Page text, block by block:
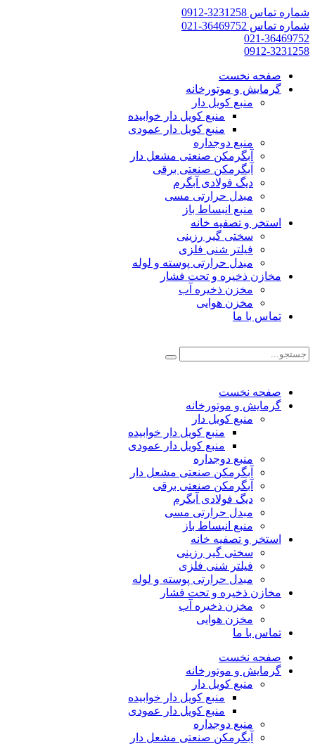
شماره تماس 3231258-0912
شماره تماس 36469752-021
021-36469752
0912-3231258
صفحه نخست
گرمایش و موتورخانه
منبع کویل دار
منبع کویل دار خوابیده
منبع کویل دار عمودی
منبع دوجداره
آبگرمکن صنعتی مشعل دار
آبگرمکن صنعتی برقی
دیگ فولادی آبگرم
مبدل حرارتی مسی
منبع انبساط باز
استخر و تصفیه خانه
سختی گیر رزینی
فیلتر شنی فلزی
مبدل حرارتی پوسته و لوله
مخازن ذخیره و تحت فشار
مخزن ذخیره آب
مخزن هوایی
تماس با ما
صفحه نخست
گرمایش و موتورخانه
منبع کویل دار
منبع کویل دار خوابیده
منبع کویل دار عمودی
منبع دوجداره
آبگرمکن صنعتی مشعل دار
آبگرمکن صنعتی برقی
دیگ فولادی آبگرم
مبدل حرارتی مسی
منبع انبساط باز
استخر و تصفیه خانه
سختی گیر رزینی
فیلتر شنی فلزی
مبدل حرارتی پوسته و لوله
مخازن ذخیره و تحت فشار
مخزن ذخیره آب
مخزن هوایی
تماس با ما
صفحه نخست
گرمایش و موتورخانه
منبع کویل دار
منبع کویل دار خوابیده
منبع کویل دار عمودی
منبع دوجداره
آبگرمکن صنعتی مشعل دار